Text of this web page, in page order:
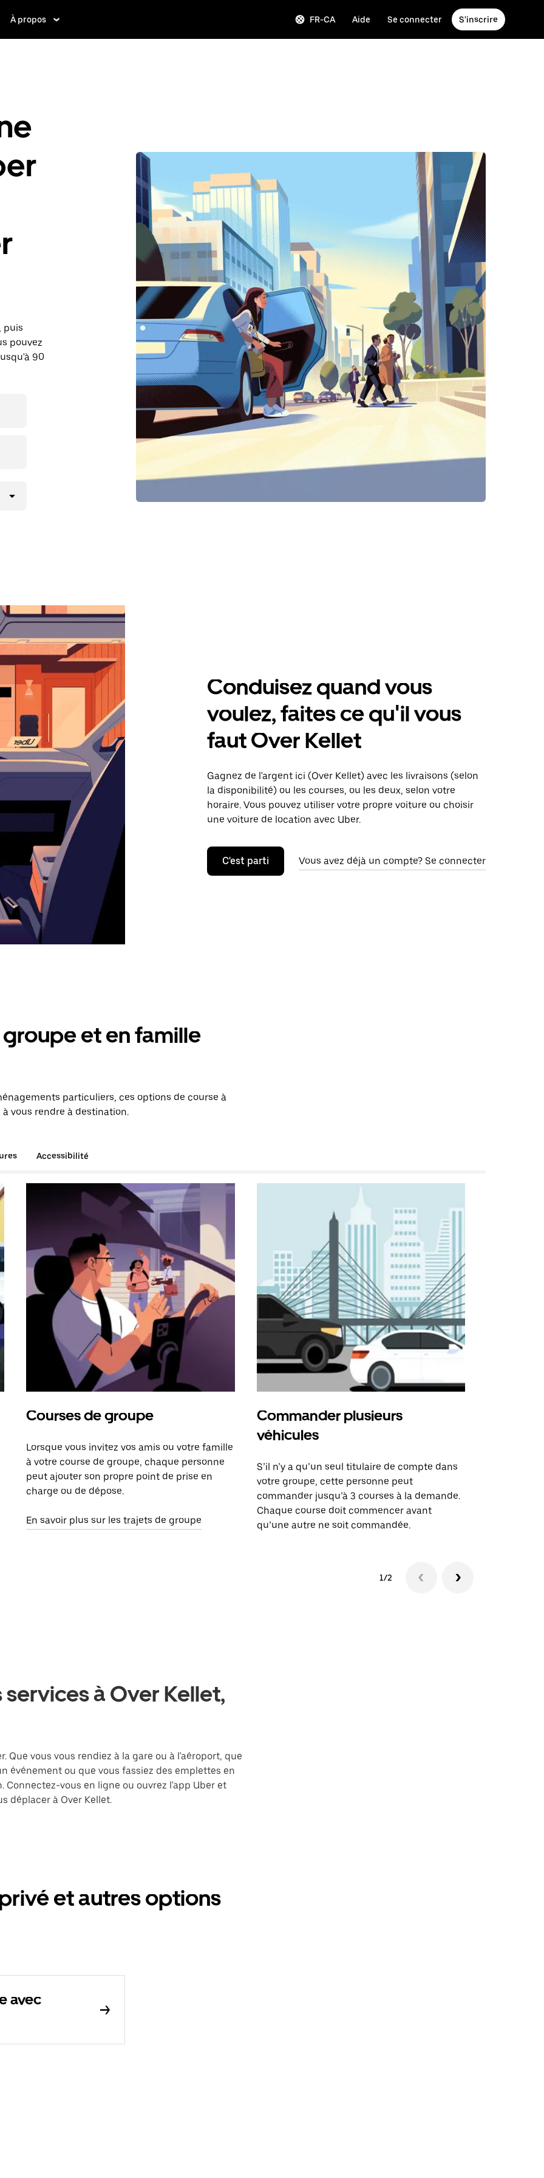
À propos FR-CA Aide Se connecter S'inscrire
puis
pouvez
90
Conduisez quand vous
voulez, faites ce qu'il vous
faut Over Kellet
Gagnez de l'argent ici (Over Kellet) avec les livraisons (selon
la disponibilité) ou les courses, ou les deux, selon votre
horaire. Vous pouvez utiliser votre propre voiture ou choisir
une voiture de location avec Uber.
C'est parti Vous avez déjà un compte? Se connecter
et en famille
particuliers, ces options de course à
vous rendre à destination.
Accessibilité
Courses de groupe
Lorsque vous invitez vos amis ou votre famille
à votre course de groupe, chaque personne
peut ajouter son propre point de prise en
charge ou de dépose.
En savoir plus sur les trajets de groupe
Commander plusieurs
véhicules
S’il n’y a qu’un seul titulaire de compte dans
votre groupe, cette personne peut
commander jusqu’à 3 courses à la demande.
Chaque course doit commencer avant
qu’une autre ne soit commandée.
1/2
à Over Kellet,
Que vous vous rendiez à la gare ou à l'aéroport, que
événement ou que vous fassiez des emplettes en
Connectez-vous en ligne ou ouvrez l'app Uber et
déplacer à Over Kellet.
et autres options
avec